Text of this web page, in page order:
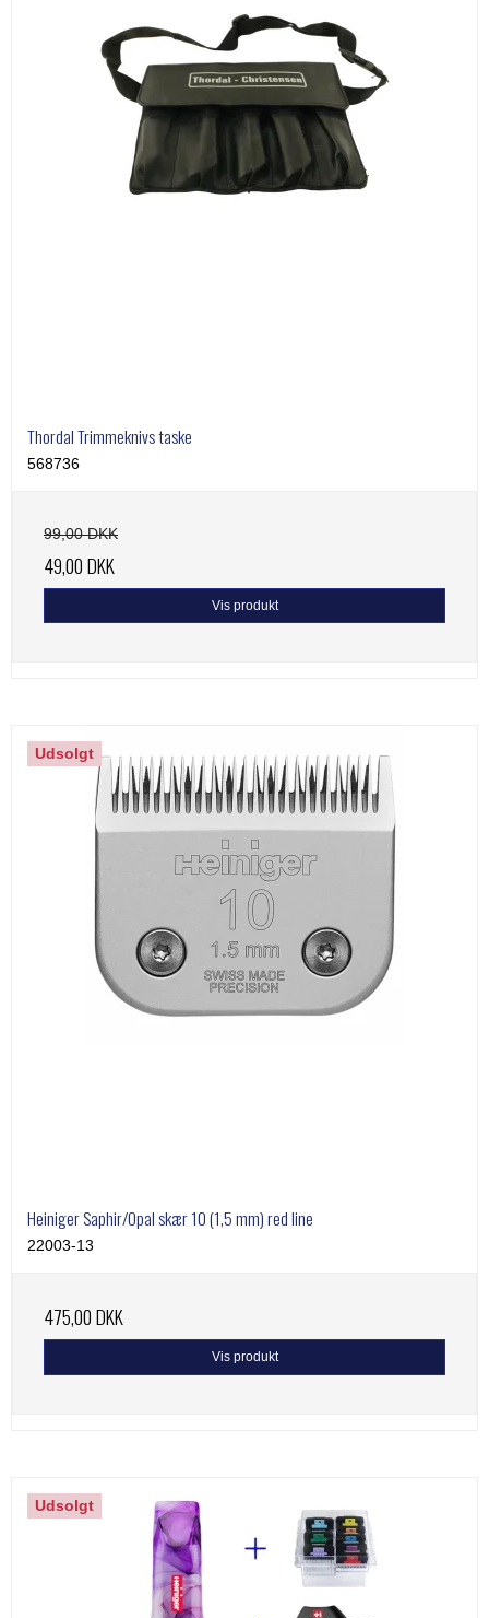
Thordal Trimmeknivs taske
568736
99,00 DKK
49,00 DKK
Vis produkt
Udsolgt
Heiniger Saphir/Opal skær 10 (1,5 mm) red line
22003-13
475,00 DKK
Vis produkt
Udsolgt